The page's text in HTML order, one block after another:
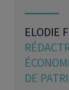
ELODIE
DE